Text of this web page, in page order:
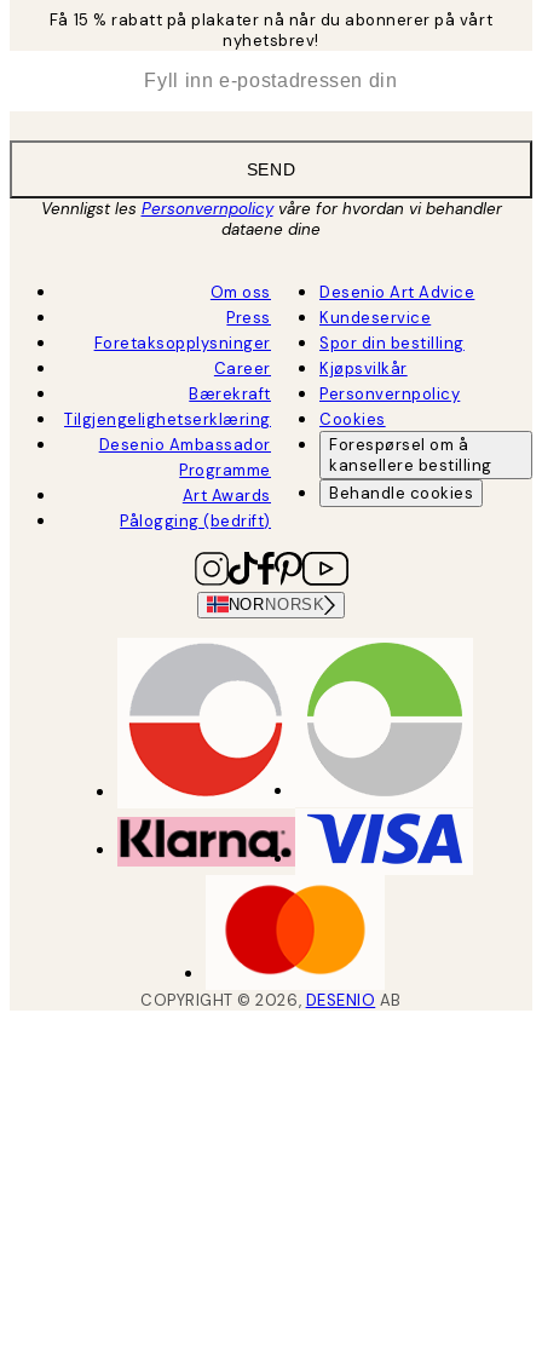
Få 15 % rabatt på plakater nå når du abonnerer på vårt
nyhetsbrev!
SEND
Vennligst les Personvernpolicyvåre for hvordan vi behandler
dataene dine
Om oss
Press
Foretaksopplysninger
Career
Bærekraft
Tilgjengelighetserklæring
Desenio Ambassador
Programme
Art Awards
Pålogging (bedrift)
Desenio Art Advice
Kundeservice
Spor din bestilling
Kjøpsvilkår
Personvernpolicy
Cookies
Forespørsel om å
kansellere bestilling
Behandle cookies
NOR NORSK
COPYRIGHT ©2026, DESENIO AB